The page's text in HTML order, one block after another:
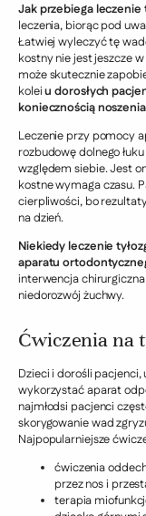
Jak przebiega leczenie
leczenia, biorąc pod
Łatwiej wyleczyć tę
kostny nie jest jeszcze
może skutecznie
koleiu dorosłych
koniecznością
Leczenie przy pomocy
rozbudowę dolnego
względem siebie. Jest
kostne wymaga czasu.
cierpliwości, bo
na dzień.
Niekiedy leczenie
aparatu
interwencja
niedorozwój żuchwy.
Ćwiczenia na
Dzieci i dorośli
wykorzystać aparat
najmłodsi pacjenci
skorygowanie wad
Najpopularniejsze
ćwiczenia
przez nos i
terapia